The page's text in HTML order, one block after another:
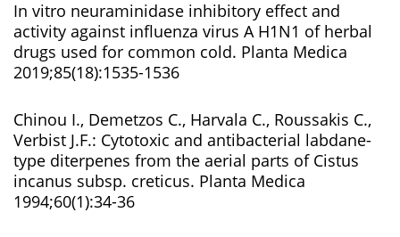
In vitro neuraminidase inhibitory effect and
activity against influenza virus A H1N1 of herbal
drugs used for common cold. Planta Medica
2019;85(18):1535-1536
Chinou I., Demetzos C., Harvala C., Roussakis C.,
Verbist J.F.: Cytotoxic and antibacterial labdane-
type diterpenes from the aerial parts of Cistus
incanus subsp. creticus. Planta Medica
1994;60(1):34-36